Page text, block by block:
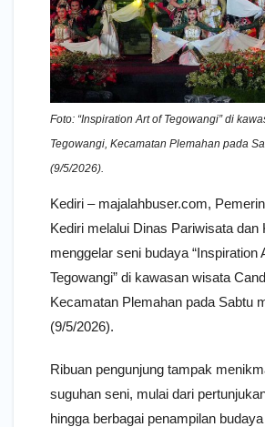
Foto: “Inspiration Art of Tegowangi” di
Tegowangi, Kecamatan Plemahan pada
(9/5/2026).
Kediri – majalahbuser.com,
Kediri melalui Dinas Pariwisata dan
menggelar seni budaya “Inspiration
Tegowangi” di kawasan wisata
Kecamatan Plemahan pada Sabtu
(9/5/2026).
Ribuan pengunjung tampak
suguhan seni, mulai dari
hingga berbagai penampilan